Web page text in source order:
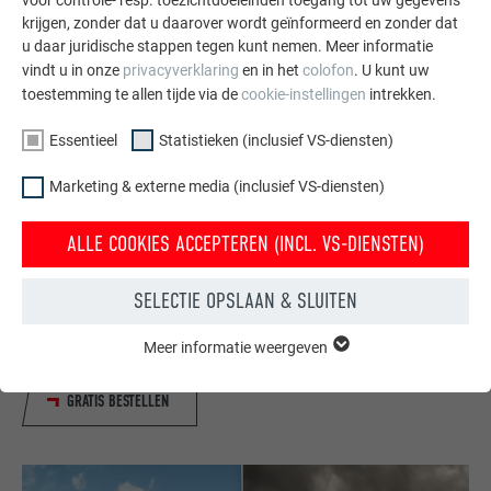
Gratis brochures bestellen
Daken, gevels, zonnepanelen, dakafvoersystemen &
hoogwaterbescherming – met PREFA producten van
ook optimaal beschermt.
GRATIS BESTELLEN
krijgen, zonder dat u daarover wordt geïnformeerd en zonder dat
u daar juridische stappen tegen kunt nemen. Meer informatie
vindt u in onze privacyverklaring en in het colofon. U kunt uw
toestemming te allen tijde via decookie-instellingen intrekken.
Essentieel Statistieken (inclusief VS-diensten)
Marketing & externe media (inclusief VS-diensten)
ALLE COOKIES ACCEPTEREN (INCL. VS-DIENSTEN)
SELECTIE OPSLAAN & SLUITEN
van de website. Hierdoor wordt gewaarborgd dat de website
onberispelijk werkt.
NAAM Cookie-informatie weergeven
Meer informatie weergeven